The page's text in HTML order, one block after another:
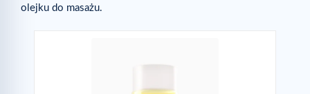
olejku do masażu.